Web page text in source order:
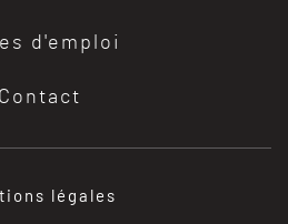
d'emploi
Contact
légales